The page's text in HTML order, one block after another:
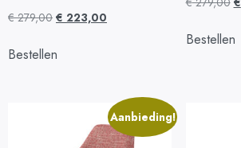
€279,00 € 223,00
Bestellen
Bestellen
Aanbieding!